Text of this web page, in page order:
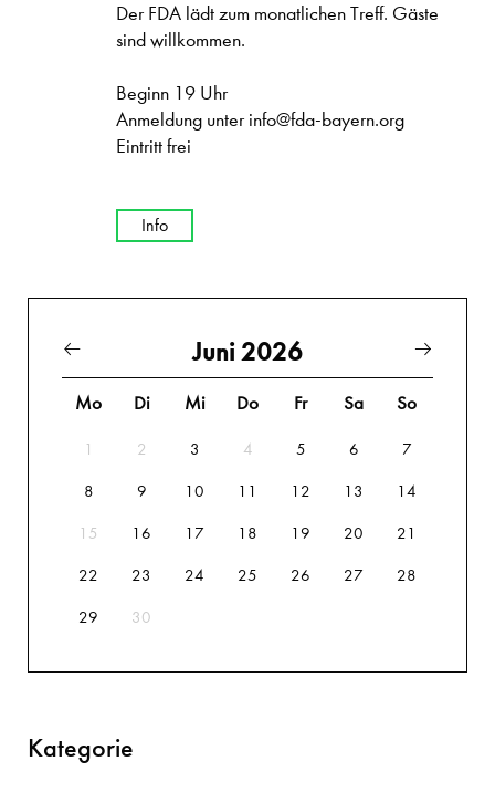
Der FDA lädt zum monatlichen Treff. Gäste
sind willkommen.
Beginn 19 Uhr
Anmeldung unter info@fda-bayern.org
Eintritt frei
Info
Juni 2026
Mo Di Mi Do Fr Sa So
1 2 3 4 5 6 7
8 9 10 11 12 13 14
15 16 17 18 19 20 21
22 23 24 25 26 27 28
29 30
Kategorie